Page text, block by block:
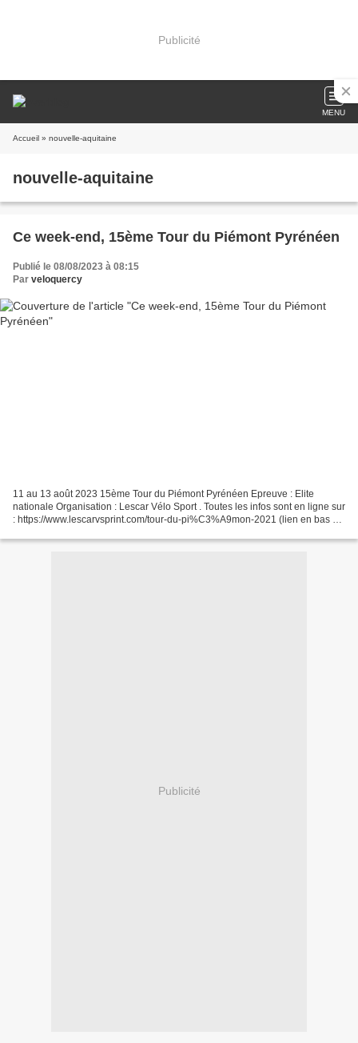
Publicité
MENU
Accueil » nouvelle-aquitaine
nouvelle-aquitaine
Ce week-end, 15ème Tour du Piémont Pyrénéen
Publié le 08/08/2023 à 08:15
Par veloquercy
11 au 13 août 2023 15ème Tour du Piémont Pyrénéen Epreuve : Elite
nationale Organisation : Lescar Vélo Sport . Toutes les infos sont en ligne sur
: https://www.lescarvsprint.com/tour-du-pi%C3%A9mon-2021 (lien en bas de
Publicité